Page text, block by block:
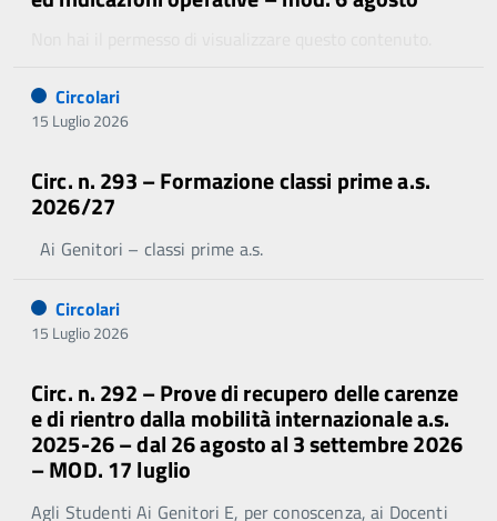
Circolari
15 Luglio 2026
Circ. n. 293 – Formazione classi prime a.s.
2026/27
Ai Genitori – classi prime a.s.
Circolari
15 Luglio 2026
Circ. n. 292 – Prove di recupero delle carenze
e di rientro dalla mobilità internazionale a.s.
2025-26 – dal 26 agosto al 3 settembre 2026
– MOD. 17 luglio
Agli Studenti Ai Genitori E, per conoscenza, ai Docenti